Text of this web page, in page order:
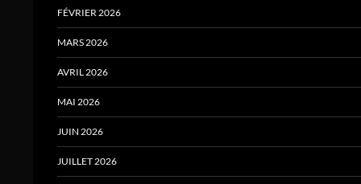
FÉVRIER 2026
MARS 2026
AVRIL 2026
MAI 2026
JUIN 2026
JUILLET 2026